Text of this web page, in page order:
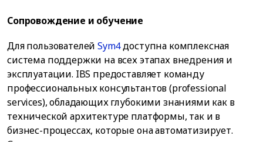
Сопровождение и обучение
Для пользователейSym4доступна комплексная
система поддержки на всех этапах внедрения и
эксплуатации. IBS предоставляет команду
профессиональных консультантов (professional
services), обладающих глубокими знаниями как в
технической архитектуре платформы, так и в
бизнес-процессах, которые она автоматизирует.